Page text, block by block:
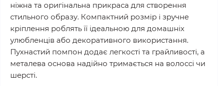
ніжна та оригінальна прикраса для створення
стильного образу. Компактний розмір і зручне
кріплення роблять її ідеальною для домашніх
улюбленців або декоративного використання.
Пухнастий помпон додає легкості та грайливості, а
металева основа надійно тримається на волоссі чи
шерсті.